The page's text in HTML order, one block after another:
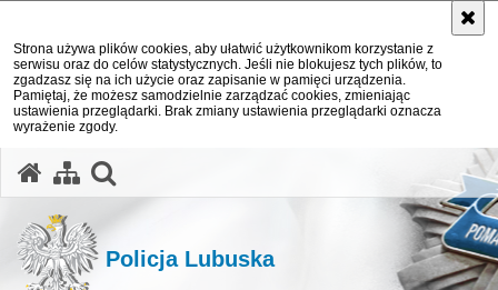
Strona używa plików cookies, aby ułatwić użytkownikom korzystanie z
serwisu oraz do celów statystycznych. Jeśli nie blokujesz tych plików, to
zgadzasz się na ich użycie oraz zapisanie w pamięci urządzenia.
Pamiętaj, że możesz samodzielnie zarządzać cookies, zmieniając
ustawienia przeglądarki. Brak zmiany ustawienia przeglądarki oznacza
wyrażenie zgody.
Policja Lubuska